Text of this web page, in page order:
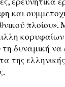
και
πλοίου».
δυναμική να
της ελληνικής